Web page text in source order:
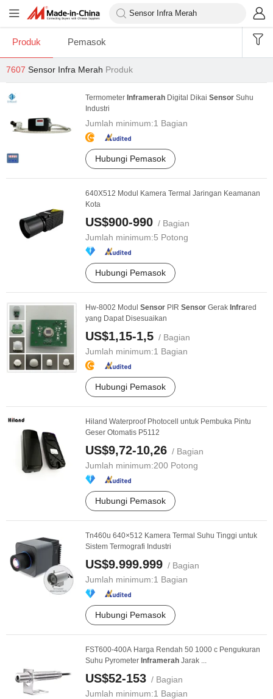
Produk Pemasok
7607 Sensor Infra Merah Produk
Termometer Inframerah Digital Dikai Sensor Suhu
Industri
Jumlah minimum:1 Bagian
Hubungi Pemasok
640X512 Modul Kamera Termal Jaringan Keamanan
Kota
US$900-990 / Bagian
Jumlah minimum:5 Potong
Hubungi Pemasok
Hw-8002 Modul Sensor PIR Sensor Gerak Infrared
yang Dapat Disesuaikan
US$1,15-1,5 / Bagian
Jumlah minimum:1 Bagian
Hubungi Pemasok
Hiland Waterproof Photocell untuk Pembuka Pintu
Geser Otomatis P5112
US$9,72-10,26 / Bagian
Jumlah minimum:200 Potong
Hubungi Pemasok
Tn460u 640×512 Kamera Termal Suhu Tinggi untuk
Sistem Termografi Industri
US$9.999.999 / Bagian
Jumlah minimum:1 Bagian
Hubungi Pemasok
FST600-400A Harga Rendah 50 1000 c Pengukuran
Suhu Pyrometer Inframerah Jarak ...
US$52-153 / Bagian
Jumlah minimum:1 Bagian